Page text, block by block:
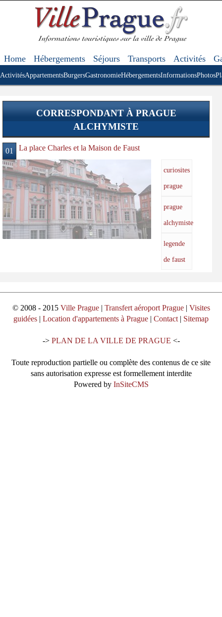
Home Hébergements Séjours Transports Activités
ActivitésAppartementsBurgersGastronomieHébergementsInformationsPhotos
CORRESPONDANT À PRAGUE
ALCHYMISTE
01 La place Charles et la Maison de Faust
curiosites
prague
prague
alchymiste
legende
de faust
© 2008 - 2015 Ville Prague| Transfert aéroport Prague| Visites
guidées | Location d'appartements à Prague | Contact | Sitemap
-> PLAN DE LA VILLE DE PRAGUE <-
Toute reproduction partielle ou complète des contenus de ce site
sans autorisation expresse est formellement interdite
Powered by InSiteCMS